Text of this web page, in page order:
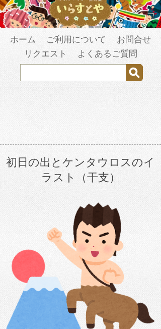
ホーム ご利用について
お問合せ
リクエスト
よくあるご質問
初日の出とケンタウロスのイ
ラスト（干支）